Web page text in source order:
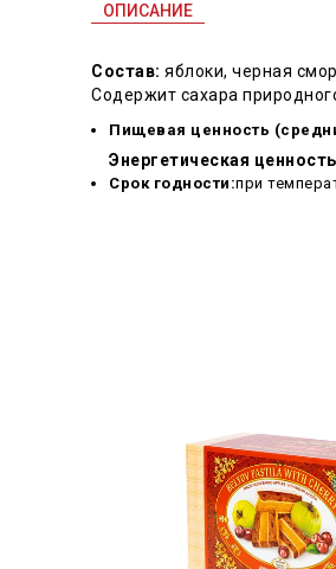
ОПИСАНИЕ
Состав: яблоки, черная
Содержит сахара
Пищевая ценность
Энергетическая
Срок годности:при